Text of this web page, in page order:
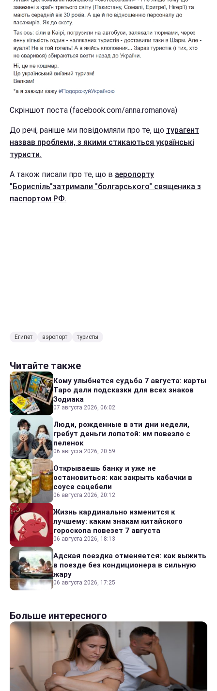
Скріншот поста (facebook.com/anna.romanova)
До речі, раніше ми повідомляли про те, що турагент
назвав проблеми, з якими стикаються українські
туристи.
А також писали про те, що в аеропорту
"Бориспіль"затримали "болгарського" священика з
паспортом РФ.
Египет аэропорт туристы
Читайте также
Кому улыбнется судьба 7 августа: карты
Таро дали подсказки для всех знаков
Зодиака
07 августа 2026, 06:02
Люди, рожденные в эти дни недели,
гребут деньги лопатой: им повезло с
пеленок
06 августа 2026, 20:59
Открываешь банку и уже не
остановиться: как закрыть кабачки в
соусе сацебели
06 августа 2026, 20:12
Жизнь кардинально изменится к
лучшему: каким знакам китайского
гороскопа повезет 7 августа
06 августа 2026, 18:13
Адская поездка отменяется: как выжить
в поезде без кондиционера в сильную
жару
06 августа 2026, 17:25
Больше интересного